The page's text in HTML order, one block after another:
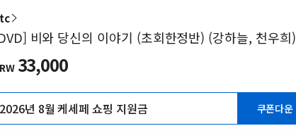
비와 당신의 이야기 (초회한정반) (강하늘, 천우희)
33,000
2026년 8월 케세페 쇼핑 지원금 쿠폰다운